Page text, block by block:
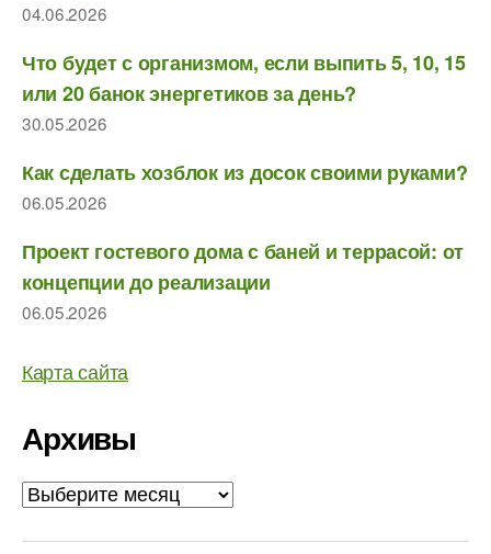
04.06.2026
Что будет с организмом, если выпить 5, 10, 15
или 20 банок энергетиков за день?
30.05.2026
Как сделать хозблок из досок своими руками?
06.05.2026
Проект гостевого дома с баней и террасой: от
концепции до реализации
06.05.2026
Карта сайта
Архивы
Архивы